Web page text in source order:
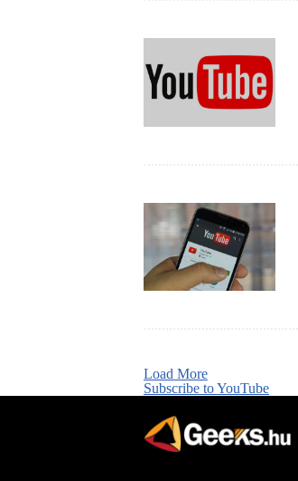
Load More
Subscribe to YouTube